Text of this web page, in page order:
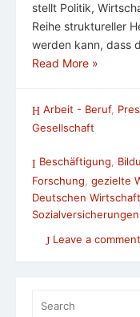
stellt Politik,
Reihe struktureller
werden kann, dass
Read More »
Arbeit - Beruf,
Gesellschaft
Beschäftigung,
Forschung gezielte
Deutschen Wirtschaft
Sozialversicherungen
Leave a comment
for: